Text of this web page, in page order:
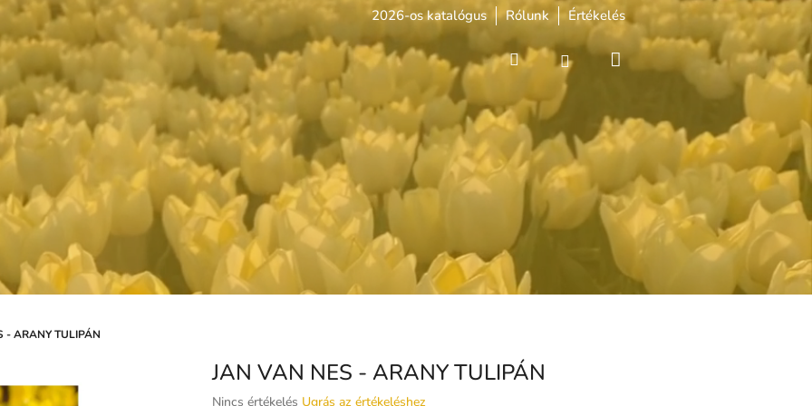
2026-os katalógus Rólunk Értékelés
KeresésBejelentkezés
Kosár
- ARANY TULIPÁN
JAN VAN NES - ARANY TULIPÁN
A
Nincs értékelés Ugrás az értékeléshez